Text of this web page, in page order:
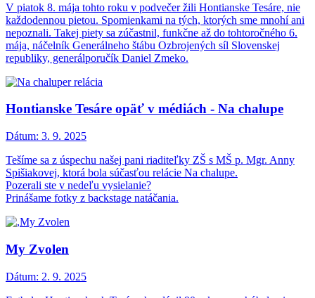
V piatok 8. mája tohto roku v podvečer žili Hontianske Tesáre, nie
každodennou pietou. Spomienkami na tých, ktorých sme mnohí ani
nepoznali. Takej piety sa zúčastnil, funkčne až do tohtoročného 6.
mája, náčelník Generálneho štábu Ozbrojených síl Slovenskej
republiky, generálporučík Daniel Zmeko.
Hontianske Tesáre opäť v médiách - Na chalupe
Dátum: 3. 9. 2025
Tešíme sa z úspechu našej pani riaditeľky ZŠ s MŠ p. Mgr. Anny
Spišiakovej, ktorá bola súčasťou relácie Na chalupe.
Pozerali ste v nedeľu vysielanie?
Prinášame fotky z backstage natáčania.
My Zvolen
Dátum: 2. 9. 2025